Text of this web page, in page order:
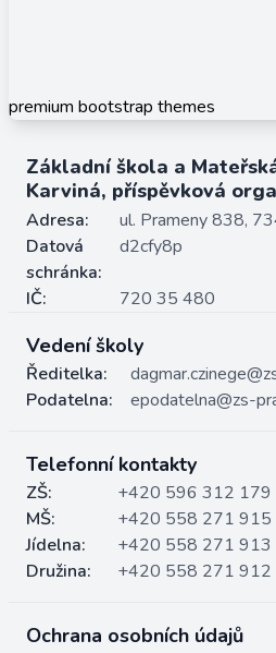
premium bootstrap themes
Základní škola a
Karviná, příspěvková
Adresa:
ul. Prameny 838,
Datová
schránka:
d2cfy8p
IČ: 720 35 480
Vedení školy
Ředitelka:
Podatelna:
epodatelna@zs-
Telefonní kontakty
ZŠ:
+420 596 312 179
MŠ:
+420 558 271 915
Jídelna:
+420 558 271 913
Družina:
+420 558 271 912
Ochrana osobních údajů